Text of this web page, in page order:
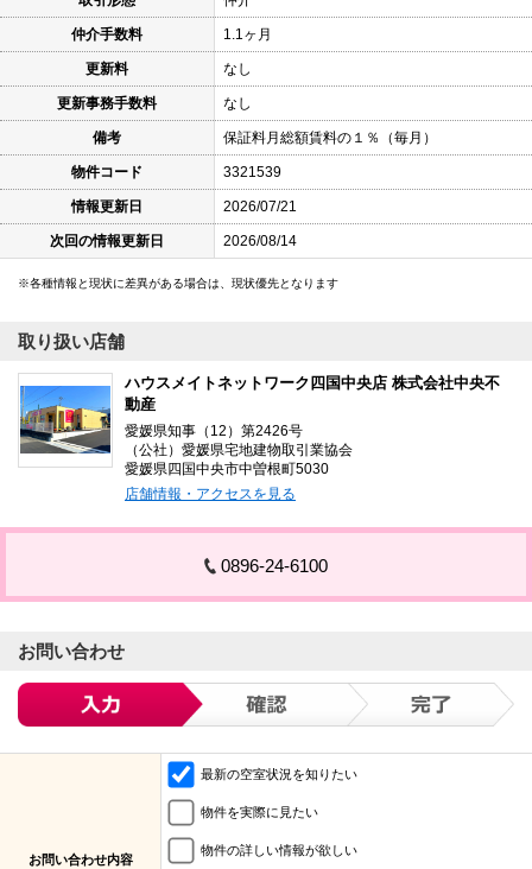
仲介手数料 1.1ヶ月
更新料 なし
更新事務手数料 なし
備考 保証料月総額賃料の１％（毎月）
物件コード 3321539
情報更新日 2026/07/21
次回の情報更新日 2026/08/14
各種情報と現状に差異がある場合は、現状優先となります
取り扱い店舗
ハウスメイトネットワーク四国中央店 株式会社中央不
動産
愛媛県知事（12）第2426号
（公社）愛媛県宅地建物取引業協会
愛媛県四国中央市中曽根町5030
店舗情報・アクセスを見る
0896-24-6100
お問い合わせ
お問い合わせ内容
最新の空室状況を知りたい
物件を実際に見たい
物件の詳しい情報が欲しい